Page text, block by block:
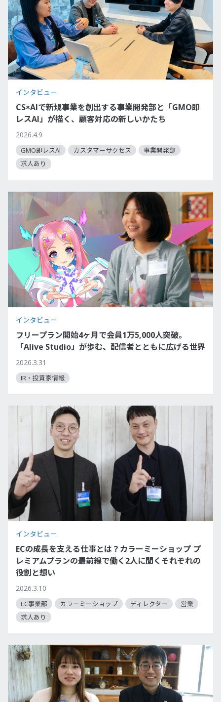
インタビュー
CS×AIで新規事業を創出する事業開発部と「GMO即
レスAI」が描く、顧客対応の新しいかたち
2026.4.9
GMO即レスAI カスタマーサクセス
事業開発部
求人あり
インタビュー
フリープラン開始4ヶ月で会員1万5,000人突破。
「Alive Studio」が歩む、配信者とともに広げる世界
2026.3.31
IR・投資家情報
インタビュー
ECの成長を支える仕事とは？カラーミーショップ プ
レミアムプランの最前線で働く2人に聞くそれぞれの
役割と想い
2026.3.10
EC事業部 カラーミーショップ ディレクター
営業
求人あり